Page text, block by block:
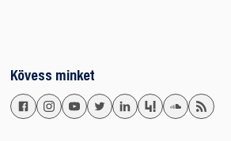
Kövess minket